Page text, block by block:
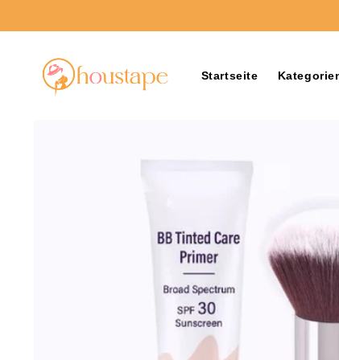
Inhalt
Startseite